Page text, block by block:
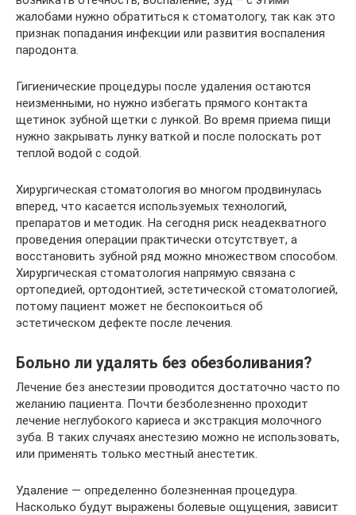
жалобами нужно обратиться к стоматологу, так как это
признак попадания инфекции или развития воспаления
пародонта.
Гигиенические процедуры после удаления остаются
неизменными, но нужно избегать прямого контакта
щетинок зубной щетки с лункой. Во время приема пищи
нужно закрывать лунку ваткой и после полоскать рот
теплой водой с содой.
Хирургическая стоматология во многом продвинулась
вперед, что касается используемых технологий,
препаратов и методик. На сегодня риск неадекватного
проведения операции практически отсутствует, а
восстановить зубной ряд можно множеством способом.
Хирургическая стоматология напрямую связана с
ортопедией, ортодонтией, эстетической стоматологией,
потому пациент может не беспокоиться об
эстетическом дефекте после лечения.
Больно ли удалять без обезболивания?
Лечение без анестезии проводится достаточно часто по
желанию пациента. Почти безболезненно проходит
лечение неглубокого кариеса и экстракция молочного
зуба. В таких случаях анестезию можно не использовать,
или применять только местный анестетик.
Удаление — определенно болезненная процедура.
Насколько будут выражены болевые ощущения, зависит